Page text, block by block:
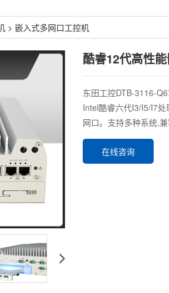
> 嵌入式多网口工控机
酷睿12代高性
东田工控DTB-3116-
Intel酷睿六代I3/I5/I7
网口。支持多种系统,兼
在线咨询